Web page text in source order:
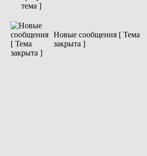
Новые сообщения [ Тема
закрыта ]